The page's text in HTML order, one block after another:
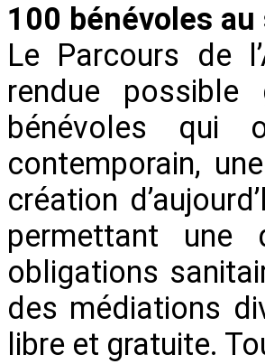
100 bénévoles
Le Parcours de
rendue possible
bénévoles qui
contemporain,
création
permettant une
obligations
des médiations
libre et gratuite.